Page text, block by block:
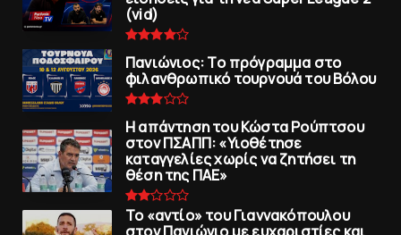
(vid)
Πανιώνιoς: Tο πρόγραμμα στο
φιλανθρωπικό τουρνουά του Bόλου
Η απάντηση του Κώστα Ρούπτσου
στον ΠΣΑΠΠ: «Υιοθέτησε
καταγγελίες χωρίς να ζητήσει τη
θέση της ΠAΕ»
To «αντίο» του Γιαννακόπουλου
στον Πανιώνιο με ευχαριστίες και